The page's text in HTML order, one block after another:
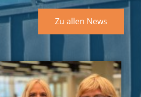
Zu allen News